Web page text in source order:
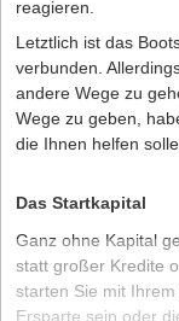
reagieren.
Letztlich ist das
verbunden.
andere Wege zu
Wege zu geben,
die Ihnen helfen
Das Startkapital
Ganz ohne Kapital
statt großer Kredite
starten Sie mit
Ersparte sein oder